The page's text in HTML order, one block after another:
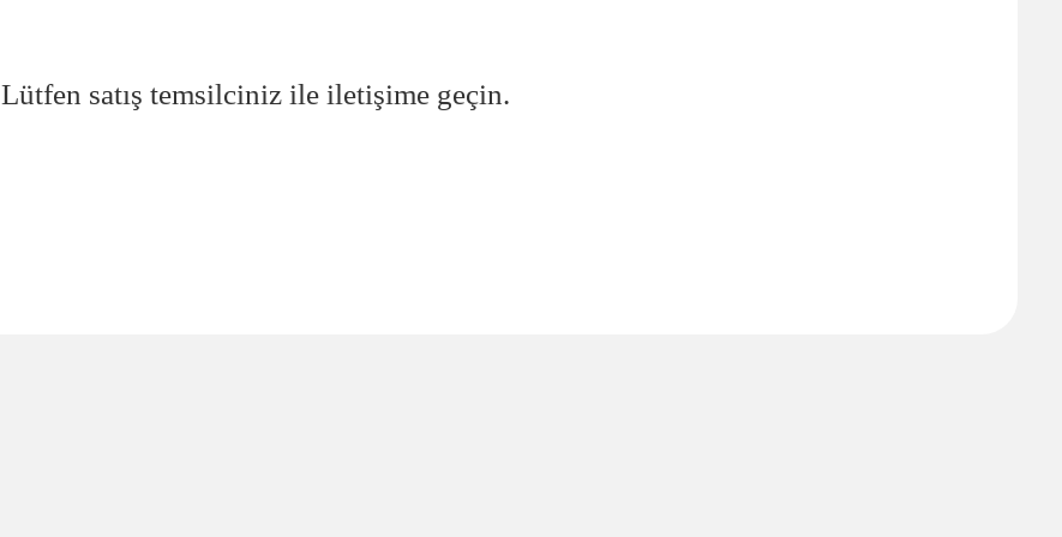
Lütfen satış temsilciniz ile iletişime geçin.